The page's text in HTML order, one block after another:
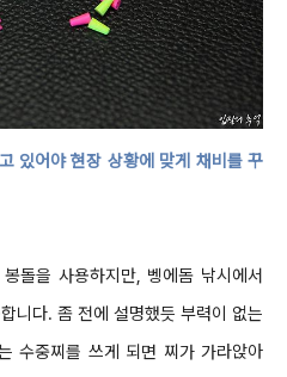
있어야 현장 상황에 맞게 채비를 꾸
돌을 사용하지만, 벵에돔 낚시에서
니다. 좀 전에 설명했듯 부력이 없는
수중찌를 쓰게 되면 찌가 가라앉아